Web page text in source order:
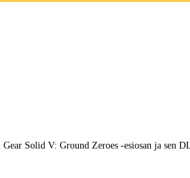
Solid V: Ground Zeroes -esiosan ja sen